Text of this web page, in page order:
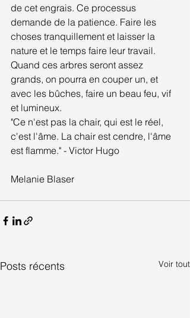
de cet engrais. Ce processus
demande de la patience. Faire les
choses tranquillement et laisser la
nature et le temps faire leur travail.
Quand ces arbres seront assez
grands, on pourra en couper un, et
avec les bûches, faire un beau feu, vif
et lumineux.
"Ce n'est pas la chair, qui est le réel,
c'est l'âme. La chair est cendre, l'âme
est flamme." - Victor Hugo
Melanie Blaser
Posts récents Voir tout